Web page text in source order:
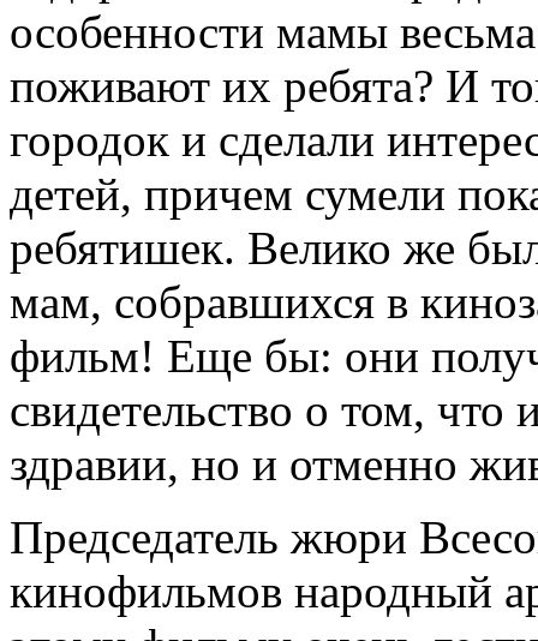
особенности мамы
поживают их ребята? И
городок и сделали
детей, причем сумели
ребятишек. Велико же
мам, собравшихся в
фильм! Еще бы: они
свидетельство о том, что
здравии, но и отменно
Председатель жюри
кинофильмов народный